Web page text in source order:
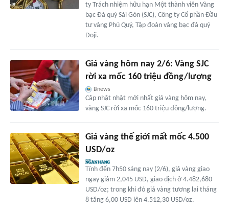
ty Trách nhiệm hữu hạn Một thành viên Vàng
bạc Đá quý Sài Gòn (SJC), Công ty Cổ phần Đầu
tư vàng Phú Quý, Tập đoàn vàng bạc đá quý
Doji.
Giá vàng hôm nay 2/6: Vàng SJC
rời xa mốc 160 triệu đồng/lượng
Bnews
Câp nhật nhật mới nhất giá vàng hôm nay,
vàng SJC rời xa mốc 160 triệu đồng/lượng.
Giá vàng thế giới mất mốc 4.500
USD/oz
Tính đến 7h50 sáng nay (2/6), giá vàng giao
ngay giảm 2,045 USD, giao dịch ở 4.482,680
USD/oz; trong khi đó giá vàng tương lai tháng
8 tăng 6,00 USD lên 4.512,30 USD/oz.